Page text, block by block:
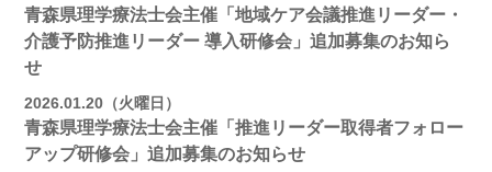
青森県理学療法士会主催「地域ケア会議推進リーダー・
介護予防推進リーダー 導入研修会」追加募集のお知ら
せ
2026.01.20（火曜日）
青森県理学療法士会主催「推進リーダー取得者フォロー
アップ研修会」追加募集のお知らせ